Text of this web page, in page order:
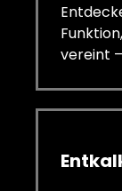
vereint